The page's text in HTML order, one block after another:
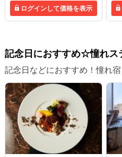
ログインして価格を表示
記念日におすすめ☆憧れス
記念日などにおすすめ！憧れ宿